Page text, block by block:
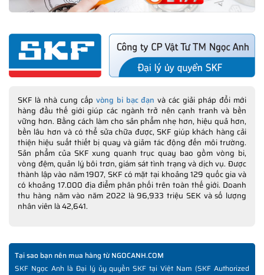
SKF là nhà cung cấp vòng bi bạc đạn và các giải pháp đổi mới
hàng đầu thế giới giúp các ngành trở nên cạnh tranh và bền
vững hơn. Bằng cách làm cho sản phẩm nhẹ hơn, hiệu quả hơn,
bền lâu hơn và có thể sửa chữa được, SKF giúp khách hàng cải
thiện hiệu suất thiết bị quay và giảm tác động đến môi trường.
Sản phẩm của SKF xung quanh trục quay bao gồm vòng bi,
vòng đệm, quản lý bôi trơn, giám sát tình trạng và dịch vụ. Được
thành lập vào năm 1907, SKF có mặt tại khoảng 129 quốc gia và
có khoảng 17.000 địa điểm phân phối trên toàn thế giới. Doanh
thu hàng năm vào năm 2022 là 96,933 triệu SEK và số lượng
nhân viên là 42,641.
Tại sao bạn nên mua hàng từ NGOCANH.COM
SKF Ngọc Anh là Đại lý ủy quyền SKF tại Việt Nam (SKF Authorized